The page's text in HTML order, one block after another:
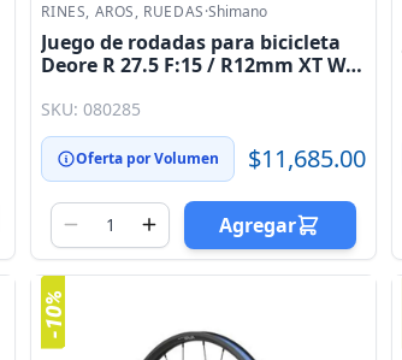
RINES, AROS, RUEDAS·Shimano
Juego de rodadas para bicicleta
Deore R 27.5 F:15 / R12mm XT WH
SKU: 080285
Oferta por Volumen $11,685.00
Agregar